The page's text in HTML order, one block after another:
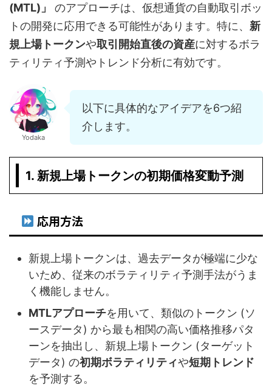
(MTL)」
のアプローチは、仮想通貨の自動取引ボッ
トの開発に応用できる可能性があります。特に、 新
規上場トークンや取引開始直後の資産に対するボラ
ティリティ予測やトレンド分析に有効です。
Yodaka
以下に具体的なアイデアを6つ紹
介します。
1. 新規上場トークンの初期価格変動予測
応用方法
新規上場トークンは、過去データが極端に少な
いため、従来のボラティリティ予測手法がうま
く機能しません。
MTLアプローチを用いて、類似のトークン (ソ
ースデータ) から最も相関の高い価格推移パタ
ーンを抽出し、新規上場トークン (ターゲット
データ) の初期ボラティリティや短期トレンド
を予測する。